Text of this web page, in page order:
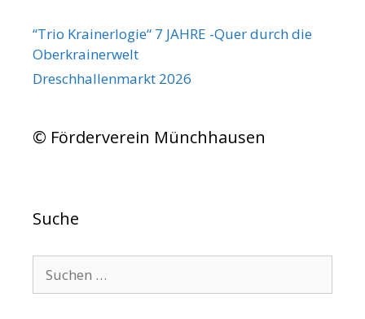
“Trio Krainerlogie“ 7 JAHRE -Quer durch die
Oberkrainerwelt
Dreschhallenmarkt 2026
© Förderverein Münchhausen
Suche
nach: